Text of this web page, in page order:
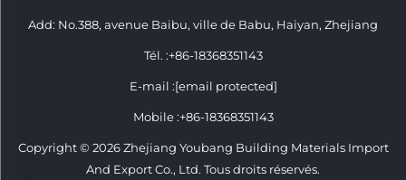
Add: No.388, avenue Baibu, ville de Babu, Haiyan, Zhejiang
Tél. :+86-18368351143
E-mail :[email protected]
Mobile :+86-18368351143
Copyright © 2026 Zhejiang Youbang Building Materials Import
And Export Co., Ltd. Tous droits réservés.